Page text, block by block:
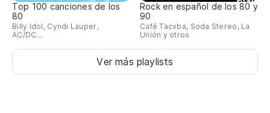
Top 100 canciones de los
80
Billy Idol, Cyndi Lauper,
AC/DC...
Rock en español de los 80 y
90
Café Tacvba, Soda Stereo, La
Unión y otros
Ver más playlists